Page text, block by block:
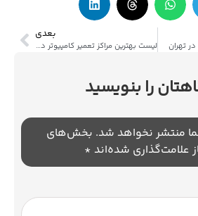
تهران
بعدی
لیست بهترین مراکز تعمیر کامپیوتر در تهران
را بنویسید
منتشر نخواهد شد. بخش‌های
علامت‌گذاری شده‌اند *